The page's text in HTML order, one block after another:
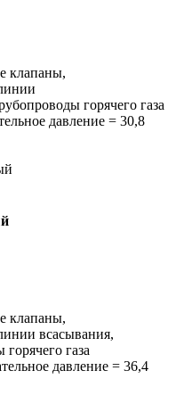
клапаны,
горячего газа
давление = 30,8
клапаны,
всасывания,
газа
давление = 36,4